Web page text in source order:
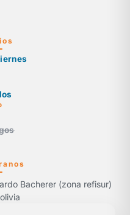
Bacherer (zona refisur)